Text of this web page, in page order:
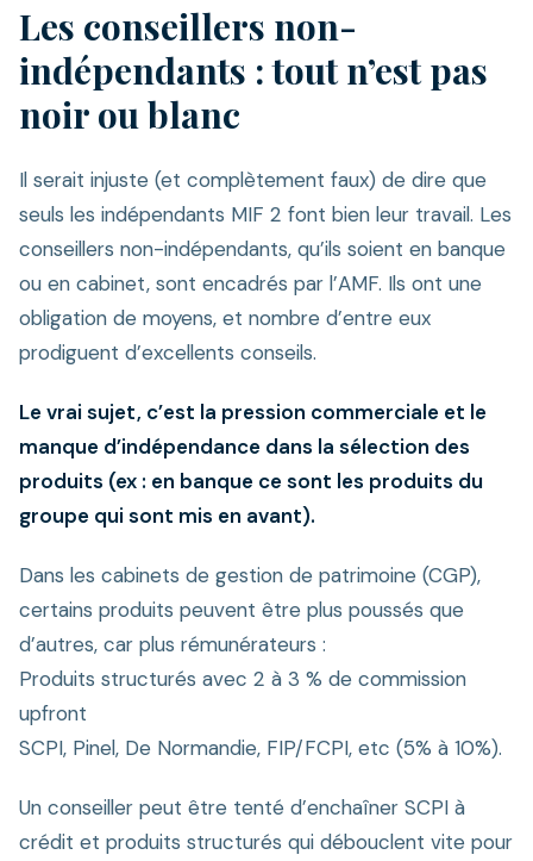
Les conseillers non-
indépendants : tout n’est pas
noir ou blanc
Il serait injuste (et complètement faux) de dire que
seuls les indépendants MIF 2 font bien leur travail. Les
conseillers non-indépendants, qu’ils soient en banque
ou en cabinet, sont encadrés par l’AMF. Ils ont une
obligation de moyens, et nombre d’entre eux
prodiguent d’excellents conseils.
Le vrai sujet, c’est la pression commerciale et le
manque d’indépendance dans la sélection des
produits (ex : en banque ce sont les produits du
groupe qui sont mis en avant).
Dans les cabinets de gestion de patrimoine (CGP),
certains produits peuvent être plus poussés que
d’autres, car plus rémunérateurs :
Produits structurés avec 2 à 3 % de commission
upfront
SCPI, Pinel, De Normandie, FIP/FCPI, etc (5% à 10%).
Un conseiller peut être tenté d’enchaîner SCPI à
crédit et produits structurés qui débouclent vite pour